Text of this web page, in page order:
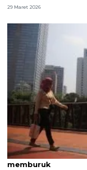
29 Maret 2026
Arus balik Lebaran,
memburuk